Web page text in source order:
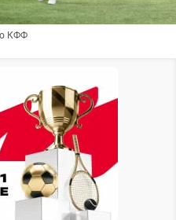
КФФ